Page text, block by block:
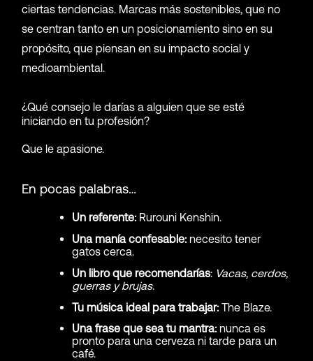
ciertas tendencias. Marcas más sostenibles, que no
se centran tanto en un posicionamiento sino en su
propósito, que piensan en su impacto social y
medioambiental.
¿Qué consejo le darías a alguien que se esté
iniciando en tu profesión?
Que le apasione.
En pocas palabras…
Un referente:Rurouni Kenshin.
Una manía confesable:necesito tener
gatos cerca.
Un libro que recomendarías: Vacas, cerdos,
guerras y brujas.
Tu música ideal para trabajar:The Blaze.
Una frase que sea tu mantra:nunca es
pronto para una cerveza ni tarde para un
café.